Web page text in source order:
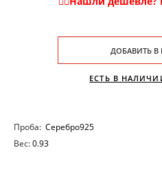
ДОБАВИТЬ В
ЕСТЬ В
Проба: Серебро925
Вес:0.93